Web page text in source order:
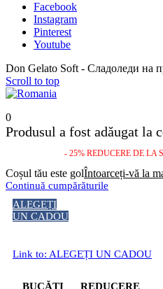
Facebook
Instagram
Pinterest
Youtube
Don Gelato Soft - Сладоледи на
Scroll to top
0
Produsul a fost adăugat la
- 25% REDUCERE DE LA
Coșul tău este golÎntoarceți-vă la
Continuă cumpărăturile
ALEGEȚI
UN CADOU
Link to: ALEGEȚI UN CADOU
BUCĂȚI REDUCERE